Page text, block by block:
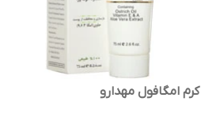
کرم امگافول مهدارو